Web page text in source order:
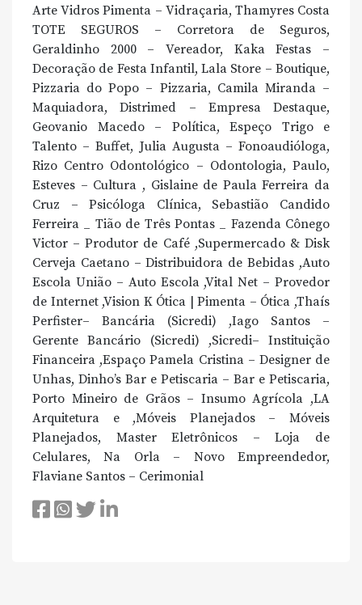
Arte Vidros Pimenta – Vidraçaria, Thamyres Costa
TOTE SEGUROS – Corretora de Seguros,
Geraldinho 2000 – Vereador, Kaka Festas –
Decoração de Festa Infantil, Lala Store – Boutique,
Pizzaria do Popo – Pizzaria, Camila Miranda –
Maquiadora, Distrimed – Empresa Destaque,
Geovanio Macedo – Política, Espeço Trigo e
Talento – Buffet, Julia Augusta – Fonoaudióloga,
Rizo Centro Odontológico – Odontologia, Paulo,
Esteves – Cultura , Gislaine de Paula Ferreira da
Cruz – Psicóloga Clínica, Sebastião Candido
Ferreira _ Tião de Três Pontas _ Fazenda Cônego
Victor – Produtor de Café ,Supermercado & Disk
Cerveja Caetano – Distribuidora de Bebidas ,Auto
Escola União – Auto Escola ,Vital Net – Provedor
de Internet ,Vision K Ótica | Pimenta – Ótica ,Thaís
Perfister– Bancária (Sicredi) ,Iago Santos –
Gerente Bancário (Sicredi) ,Sicredi– Instituição
Financeira ,Espaço Pamela Cristina – Designer de
Unhas, Dinho’s Bar e Petiscaria – Bar e Petiscaria,
Porto Mineiro de Grãos – Insumo Agrícola ,LA
Arquitetura e ,Móveis Planejados – Móveis
Planejados, Master Eletrônicos – Loja de
Celulares, Na Orla – Novo Empreendedor,
Flaviane Santos – Cerimonial